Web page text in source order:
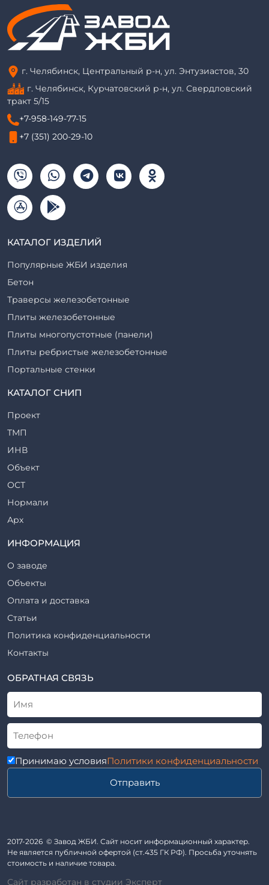
г. Челябинск, Центральный р-н, ул. Энтузиастов, 30
г. Челябинск, Курчатовский р-н, ул. Свердловский
тракт 5/15
+7-958-149-77-15
+7 (351) 200-29-10
КАТАЛОГ ИЗДЕЛИЙ
Популярные ЖБИ изделия
Бетон
Траверсы железобетонные
Плиты железобетонные
Плиты многопустотные (панели)
Плиты ребристые железобетонные
Портальные стенки
Прогоны железобетонные
Ригели железобетонные
Сваи железобетонные
Стеновые блоки
Стойки железобетонные
Столбы железобетонные
Закладные детали
Трубы железобетонные
Утяжелители железобетонные
Фермы железобетонные
Фундаментные блоки
Фундаменты железобетонные
Шахты лифтов железобетонные
Шпалы железобетонные
Элементы благоустройства
Трубы асбоцементные
Приставки железобетонные (пасынки) Серия 3.407-57 и
ГОСТ 14295-75
Лестничные марши
Автопавильоны
Анкера железобетонные
Балки железобетонные
Блоки железобетонные
Кабины санитарно-технические
КАТАЛОГ СНИП
Проект
ТМП
ИНВ
Объект
ОСТ
Нормали
Арх
ТР
Серия
ТП
ТПР
Шифр
Рабочие чертежи
ВСН
ТУ
Альбом
ИНФОРМАЦИЯ
О заводе
Объекты
Оплата и доставка
Статьи
Политика конфиденциальности
Контакты
ОБРАТНАЯ СВЯЗЬ
Принимаю условияПолитики конфиденциальности
Отправить
2017-2026 © Завод ЖБИ. Сайт носит информационный характер.
Не является публичной офертой (ст.435 ГК РФ). Просьба уточнять
стоимость и наличие товара.
Сайт разработан в студии Эксперт